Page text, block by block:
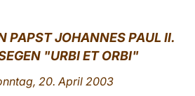
PAPST JOHANNES PAUL II.
"URBI ET ORBI"
20. April 2003